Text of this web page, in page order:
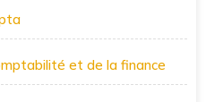
et de la finance